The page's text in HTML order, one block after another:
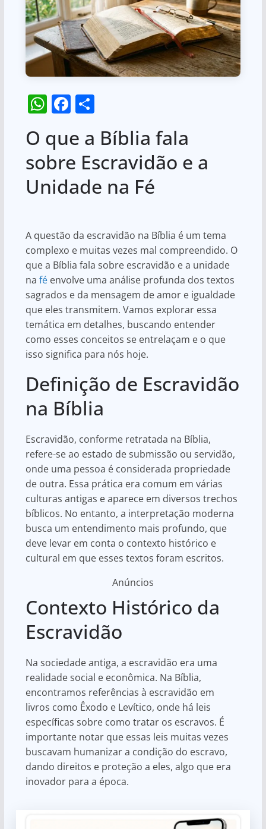
W
h
at
s
A
p
F
a
c
e
b
o
k
S
ar
e
O que a Bíblia fala
sobre Escravidão e a
Unidade na Fé
A questão da escravidão na Bíblia é um tema
complexo e muitas vezes mal compreendido. O
que a Bíblia fala sobre escravidão e a unidade
na féenvolve uma análise profunda dos textos
sagrados e da mensagem de amor e igualdade
que eles transmitem. Vamos explorar essa
temática em detalhes, buscando entender
como esses conceitos se entrelaçam e o que
isso significa para nós hoje.
Definição de Escravidão
na Bíblia
Escravidão, conforme retratada na Bíblia,
refere-se ao estado de submissão ou servidão,
onde uma pessoa é considerada propriedade
de outra. Essa prática era comum em várias
culturas antigas e aparece em diversos trechos
bíblicos. No entanto, a interpretação moderna
busca um entendimento mais profundo, que
deve levar em conta o contexto histórico e
cultural em que esses textos foram escritos.
Anúncios
Contexto Histórico da
Escravidão
Na sociedade antiga, a escravidão era uma
realidade social e econômica. Na Bíblia,
encontramos referências à escravidão em
livros como Êxodo e Levítico, onde há leis
específicas sobre como tratar os escravos. É
importante notar que essas leis muitas vezes
buscavam humanizar a condição do escravo,
dando direitos e proteção a eles, algo que era
inovador para a época.